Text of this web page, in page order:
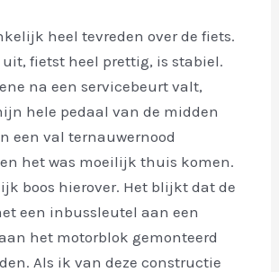
heel tevreden over de fiets.
uit, fietst heel prettig, is stabiel.
na een servicebeurt valt,
hele pedaal van de midden
een val ternauwernood
het was moeilijk thuis komen.
boos hierover. Het blijkt dat de
een inbussleutel aan een
het motorblok gemonteerd
Als ik van deze constructie